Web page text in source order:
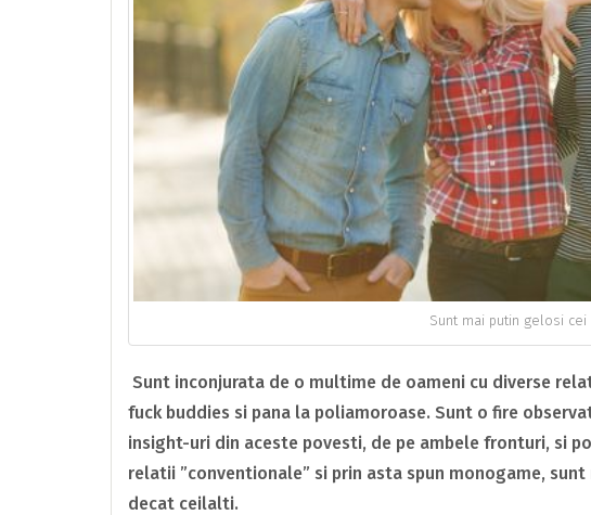
Sunt mai putin gelosi
Sunt inconjurata de o multime de oameni cu diverse
fuck buddies si pana la poliamoroase. Sunt o fire
insight-uri din aceste povesti, de pe ambele fronturi, si
relatii ”conventionale” si prin asta spun monogame,
decat ceilalti.